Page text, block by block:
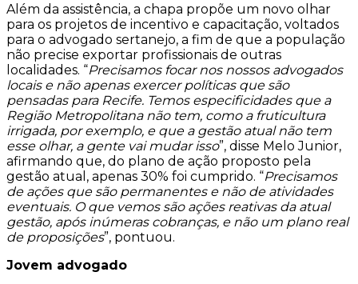
Além da assistência, a chapa propõe um novo olhar
para os projetos de incentivo e capacitação, voltados
para o advogado sertanejo, a fim de que a população
não precise exportar profissionais de outras
localidades. “Precisamos focar nos nossos advogados
locais e não apenas exercer políticas que são
pensadas para Recife. Temos especificidades que a
Região Metropolitana não tem, como a fruticultura
irrigada, por exemplo, e que a gestão atual não tem
esse olhar, a gente vai mudar isso”, disse Melo Junior,
afirmando que, do plano de ação proposto pela
gestão atual, apenas 30% foi cumprido. “Precisamos
de ações que são permanentes e não de atividades
eventuais. O que vemos são ações reativas da atual
gestão, após inúmeras cobranças, e não um plano real
de proposições”, pontuou.
Jovem advogado